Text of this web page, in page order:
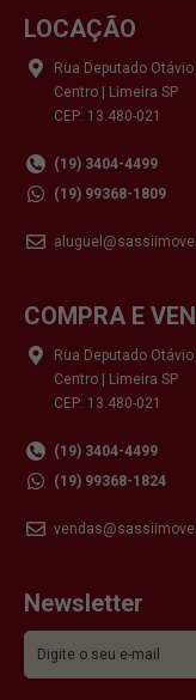
LOCAÇÃO
Rua Deputado
Centro | Limeira SP
CEP: 13.480-021
(19) 3404-4499
(19) 99368-1809
COMPRA E
Rua Deputado
Centro | Limeira SP
CEP: 13.480-021
(19) 3404-4499
(19) 99368-1824
Newsletter